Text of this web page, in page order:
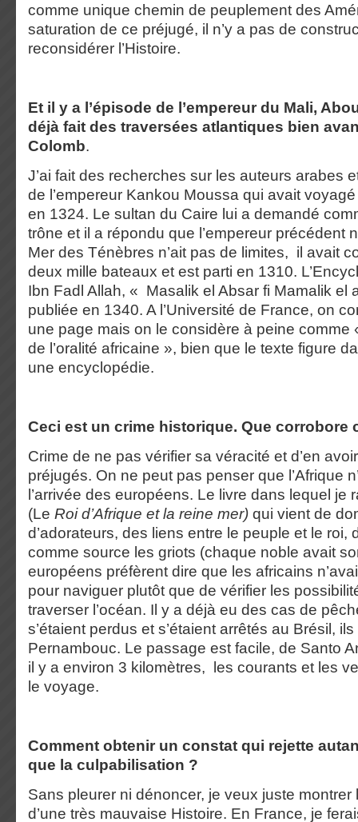
comme unique chemin de peuplement des
saturation de ce préjugé, il n’y a pas de
reconsidérer l’Histoire.
Et il y a l’épisode de l’empereur du Mali,
déjà fait des traversées atlantiques bien
Colomb.
J’ai fait des recherches sur les auteurs arabes
de l’empereur Kankou Moussa qui avait
en 1324. Le sultan du Caire lui a demandé
trône et il a répondu que l’empereur précédent
Mer des Ténèbres n’ait pas de limites, il avait
deux mille bateaux et est parti en 1310.
Ibn Fadl Allah, « Masalik el Absar fi Mamalik el
publiée en 1340. A l’Université de France, on
une page mais on le considère à peine
de l’oralité africaine », bien que le texte figure
une encyclopédie.
Ceci est un crime historique. Que corrobore
Crime de ne pas vérifier sa véracité et d’en
préjugés. On ne peut pas penser que l’Afrique
l’arrivée des européens. Le livre dans lequel je
(Le Roi d’Afrique et la reine mer) qui vient de
d’adorateurs, des liens entre le peuple et le roi,
comme source les griots (chaque noble avait
européens préfèrent dire que les africains
pour naviguer plutôt que de vérifier les
traverser l’océan. Il y a déjà eu des cas de
s’étaient perdus et s’étaient arrêtés au Brésil,
Pernambouc. Le passage est facile, de Santo
il y a environ 3 kilomètres, les courants et les
le voyage.
Comment obtenir un constat qui rejette
que la culpabilisation ?
Sans pleurer ni dénoncer, je veux juste montrer
d’une très mauvaise Histoire. En France, je